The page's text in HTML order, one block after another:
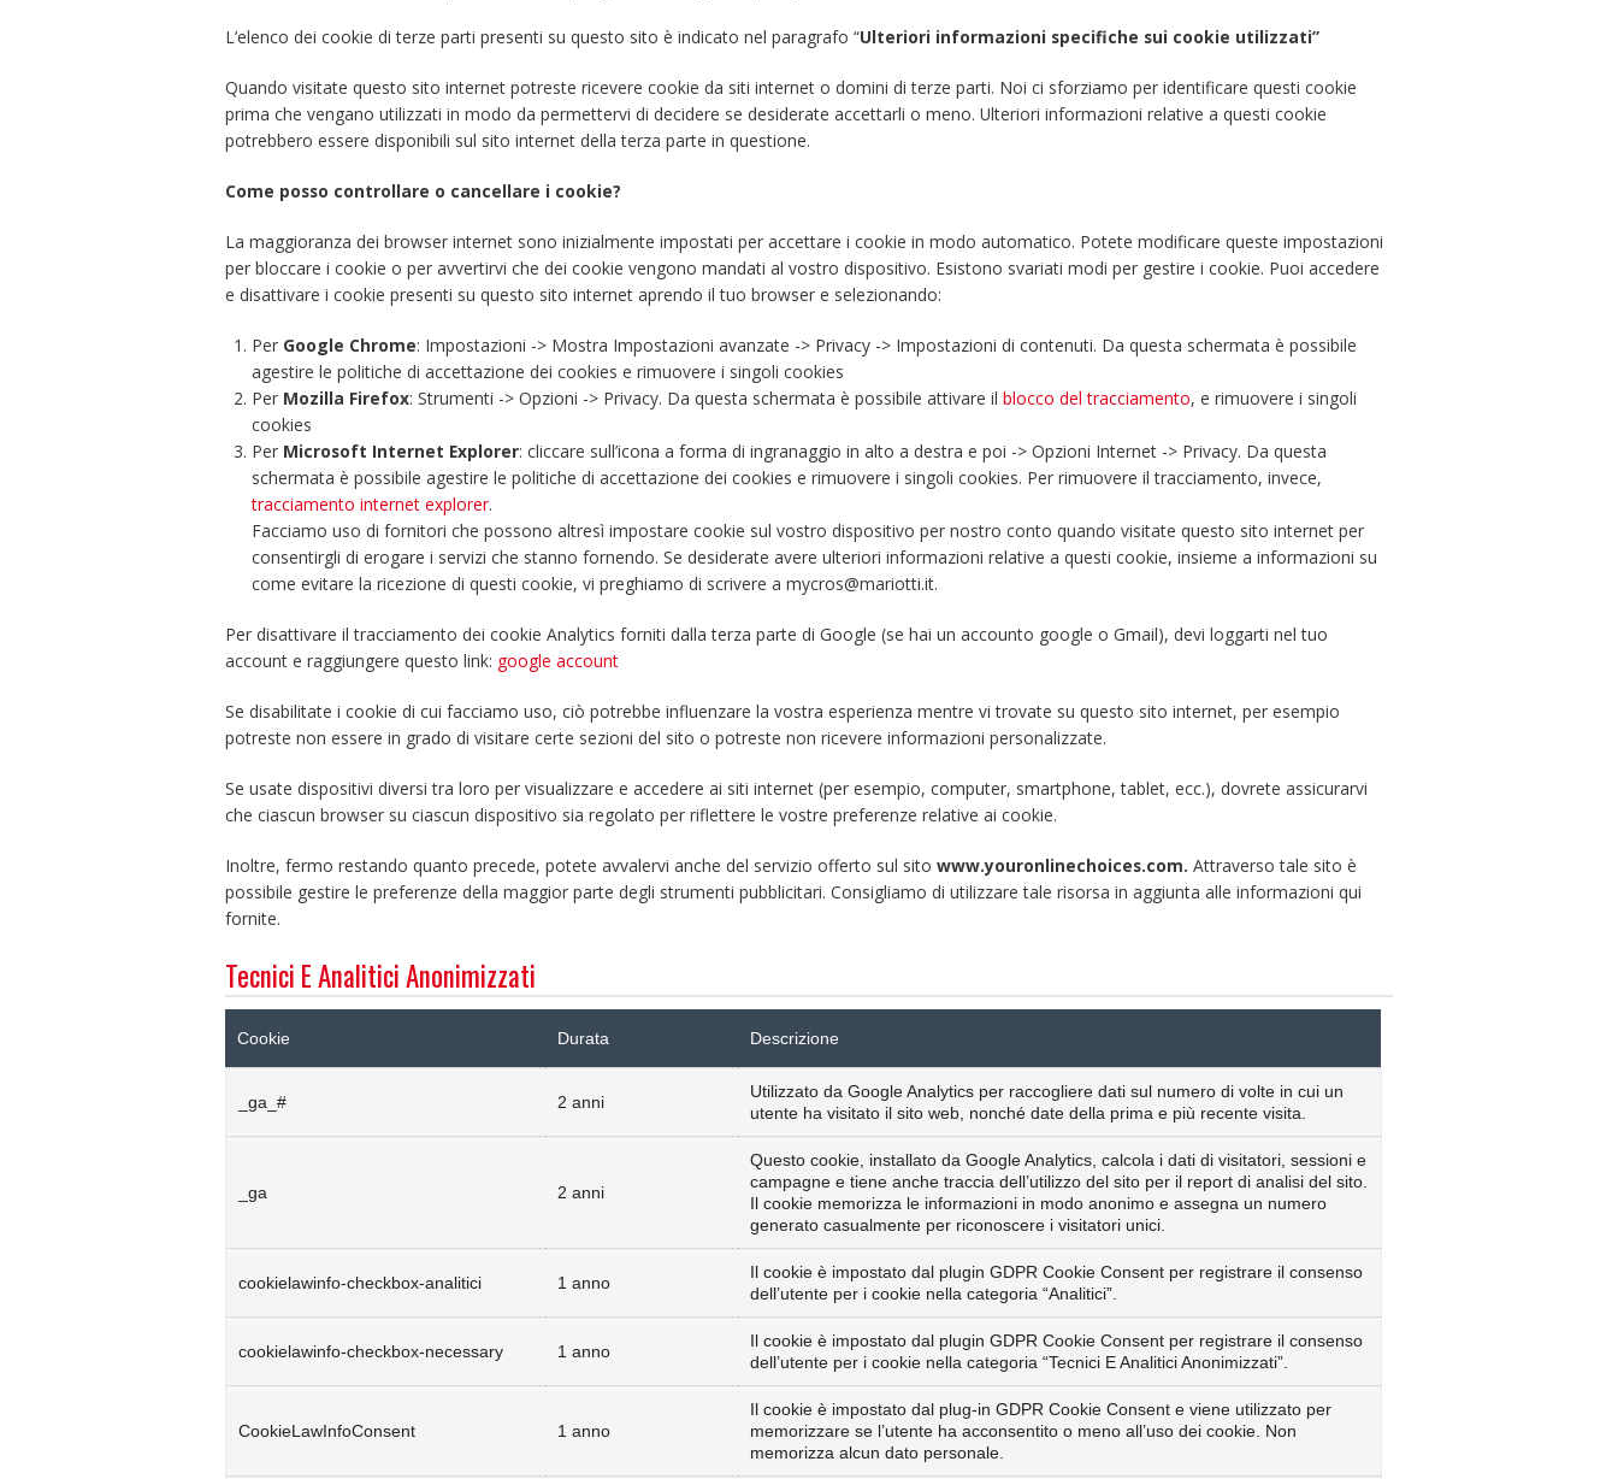
L’elenco dei cookie di terze parti presenti su questo sito è indicato nel paragrafo “Ulteriori informazioni specifiche sui cookie utilizzati”
Quando visitate questo sito internet potreste ricevere cookie da siti internet o domini di terze parti. Noi ci sforziamo per identificare questi cookie
prima che vengano utilizzati in modo da permettervi di decidere se desiderate accettarli o meno. Ulteriori informazioni relative a questi cookie
potrebbero essere disponibili sul sito internet della terza parte in questione.
Come posso controllare o cancellare i cookie?
La maggioranza dei browser internet sono inizialmente impostati per accettare i cookie in modo automatico. Potete modificare queste impostazioni
per bloccare i cookie o per avvertirvi che dei cookie vengono mandati al vostro dispositivo. Esistono svariati modi per gestire i cookie. Puoi accedere
e disattivare i cookie presenti su questo sito internet aprendo il tuo browser e selezionando:
Per Google Chrome: Impostazioni -> Mostra Impostazioni avanzate -> Privacy -> Impostazioni di contenuti. Da questa schermata è possibile
agestire le politiche di accettazione dei cookies e rimuovere i singoli cookies
Per Mozilla Firefox: Strumenti -> Opzioni -> Privacy. Da questa schermata è possibile attivare ilblocco del tracciamento, e rimuovere i singoli
cookies
Per Microsoft Internet Explorer: cliccare sull’icona a forma di ingranaggio in alto a destra e poi -> Opzioni Internet -> Privacy. Da questa
schermata è possibile agestire le politiche di accettazione dei cookies e rimuovere i singoli cookies. Per rimuovere il tracciamento, invece,
tracciamento internet explorer.
Facciamo uso di fornitori che possono altresì impostare cookie sul vostro dispositivo per nostro conto quando visitate questo sito internet per
consentirgli di erogare i servizi che stanno fornendo. Se desiderate avere ulteriori informazioni relative a questi cookie, insieme a informazioni su
come evitare la ricezione di questi cookie, vi preghiamo di scrivere a mycros@mariotti.it.
Per disattivare il tracciamento dei cookie Analytics forniti dalla terza parte di Google (se hai un accounto google o Gmail), devi loggarti nel tuo
account e raggiungere questo link: google account
Se disabilitate i cookie di cui facciamo uso, ciò potrebbe influenzare la vostra esperienza mentre vi trovate su questo sito internet, per esempio
potreste non essere in grado di visitare certe sezioni del sito o potreste non ricevere informazioni personalizzate.
Se usate dispositivi diversi tra loro per visualizzare e accedere ai siti internet (per esempio, computer, smartphone, tablet, ecc.), dovrete assicurarvi
che ciascun browser su ciascun dispositivo sia regolato per riflettere le vostre preferenze relative ai cookie.
Inoltre, fermo restando quanto precede, potete avvalervi anche del servizio offerto sul sito www.youronlinechoices.com. Attraverso tale sito è
possibile gestire le preferenze della maggior parte degli strumenti pubblicitari. Consigliamo di utilizzare tale risorsa in aggiunta alle informazioni qui
fornite.
Tecnici E Analitici Anonimizzati
Cookie Durata Descrizione
_ga_# 2 anni
Utilizzato da Google Analytics per raccogliere dati sul numero di volte in cui un
utente ha visitato il sito web, nonché date della prima e più recente visita.
_ga 2 anni
Questo cookie, installato da Google Analytics, calcola i dati di visitatori, sessioni e
campagne e tiene anche traccia dell’utilizzo del sito per il report di analisi del sito.
Il cookie memorizza le informazioni in modo anonimo e assegna un numero
generato casualmente per riconoscere i visitatori unici.
cookielawinfo-checkbox-analitici 1 anno
Il cookie è impostato dal plugin GDPR Cookie Consent per registrare il consenso
dell’utente per i cookie nella categoria “Analitici”.
cookielawinfo-checkbox-necessary 1 anno
Il cookie è impostato dal plugin GDPR Cookie Consent per registrare il consenso
dell’utente per i cookie nella categoria “Tecnici E Analitici Anonimizzati”.
CookieLawInfoConsent 1 anno
Il cookie è impostato dal plug-in GDPR Cookie Consent e viene utilizzato per
memorizzare se l’utente ha acconsentito o meno all’uso dei cookie. Non
memorizza alcun dato personale.